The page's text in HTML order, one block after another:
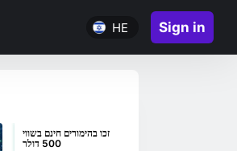
HE Sign in
זכו בהימורים חינם בשווי
500 דולר